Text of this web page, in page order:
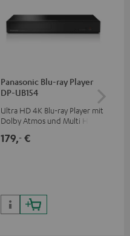
Panasonic Blu-ray Player
DP-UB154
Ultra HD 4K Blu-ray Player mit
Dolby Atmos und Multi HDR-
HDR10+ für eine überragende
179,‐ €